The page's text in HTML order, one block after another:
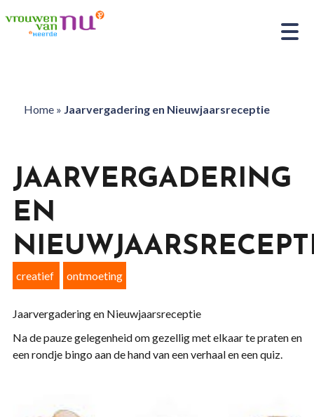
Home» Jaarvergadering en Nieuwjaarsreceptie
JAARVERGADERING
EN
creatief ontmoeting
Jaarvergadering en Nieuwjaarsreceptie
Na de pauze gelegenheid om gezellig met elkaar te praten en
een rondje bingo aan de hand van een verhaal en een quiz.